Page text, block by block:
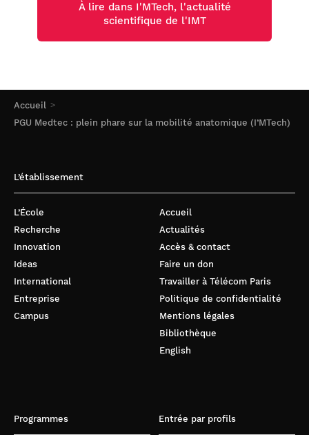
Accueil
PGU Medtec : plein phare sur la mobilité anatomique (I’MTech)
À lire dans I'MTech, l'actualité
scientifique de l'IMT
L’établissement
L’École
Recherche
Innovation
Ideas
International
Entreprise
Campus
Accueil
Actualités
Accès & contact
Faire un don
Travailler à Télécom Paris
Politique de confidentialité
Mentions légales
Bibliothèque
English
Programmes Entrée par profils